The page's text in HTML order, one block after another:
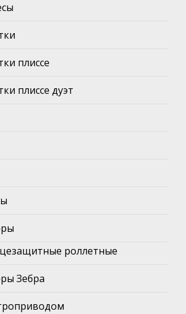
плиссе
плиссе дуэт
роллетные
Зебра